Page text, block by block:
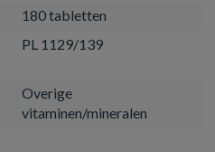
180 tabletten
PL 1129/139
Overige
vitaminen/mineralen